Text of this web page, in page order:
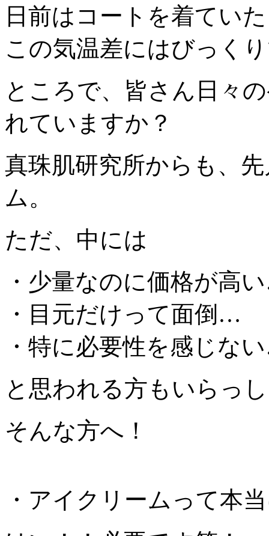
日前はコートを着てい
この気温差にはびっく
ところで、皆さん日々
れていますか？
真珠肌研究所からも、
ム。
ただ、中には
・少量なのに価格が高
・目元だけって面倒…
・特に必要性を感じな
と思われる方もいらっ
そんな方へ！
・アイクリームって本